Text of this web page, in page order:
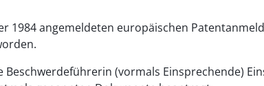
1984 angemeldeten europäischen
Beschwerdeführerin (vormals Einsprechende)